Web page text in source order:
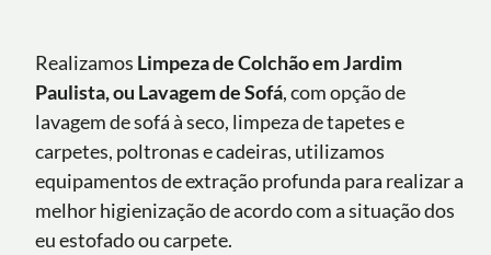
Realizamos Limpeza de Colchão em Jardim
Paulista, ou Lavagem de Sofá, com opção de
lavagem de sofá à seco, limpeza de tapetes e
carpetes, poltronas e cadeiras, utilizamos
equipamentos de extração profunda para realizar a
melhor higienização de acordo com a situação dos
eu estofado ou carpete.